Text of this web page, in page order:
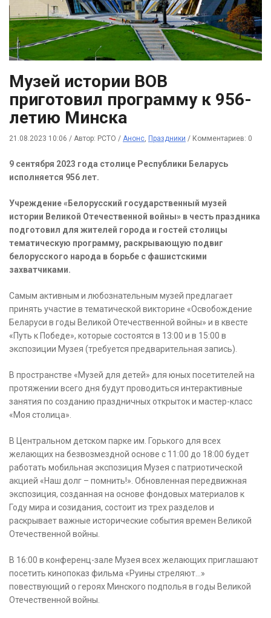
Музей истории ВОВ
приготовил программу к 956-
летию Минска
21.08.2023 10:06 / Автор: РСТО / Анонс, Праздники / Комментариев: 0
9 сентября 2023 года столице Республики Беларусь
исполняется 956 лет.
Учреждение «Белорусский государственный музей
истории Великой Отечественной войны» в честь праздника
подготовил для жителей города и гостей столицы
тематическую программу, раскрывающую подвиг
белорусского народа в борьбе с фашистскими
захватчиками.
Самым активным и любознательным музей предлагает
принять участие в тематической викторине «Освобождение
Беларуси в годы Великой Отечественной войны» и в квесте
«Путь к Победе», которые состоятся в 13:00 и в 15:00 в
экспозиции Музея (требуется предварительная запись).
В пространстве «Музей для детей» для юных посетителей на
протяжении всего дня будут проводиться интерактивные
занятия по созданию праздничных открыток и мастер-класс
«Моя столица».
В Центральном детском парке им. Горького для всех
желающих на безвозмездной основе с 11:00 до 18:00 будет
работать мобильная экспозиция Музея с патриотической
акцией «Наш долг – помнить!». Обновленная передвижная
экспозиция, созданная на основе фондовых материалов к
Году мира и созидания, состоит из трех разделов и
раскрывает важные исторические события времен Великой
Отечественной войны.
В 16:00 в конференц-зале Музея всех желающих приглашают
посетить кинопоказ фильма «Руины стреляют…»
повествующий о героях Минского подполья в годы Великой
Отечественной войны.